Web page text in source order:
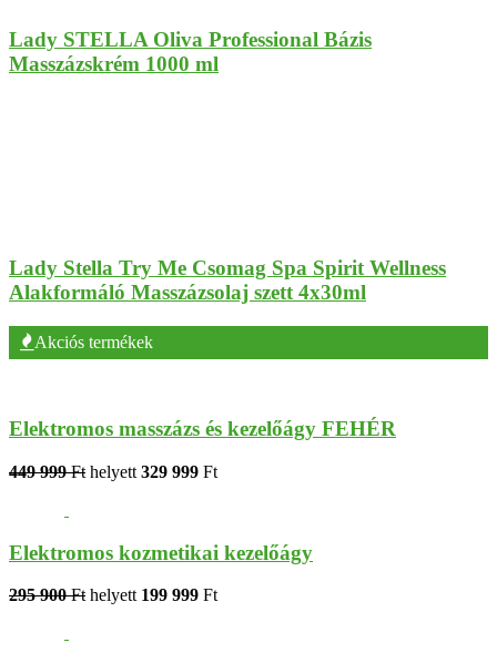
Lady STELLA Oliva Professional Bázis
Masszázskrém 1000 ml
Lady Stella Try Me Csomag Spa Spirit Wellness
Alakformáló Masszázsolaj szett 4x30ml
Akciós termékek
Elektromos masszázs és kezelőágy FEHÉR
449 999 Ft helyett 329 999 Ft
Elektromos kozmetikai kezelőágy
295 900 Ft helyett 199 999 Ft